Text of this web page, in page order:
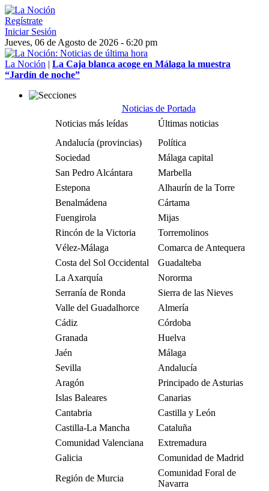
Regístrate
Iniciar Sesión
Jueves, 06 de Agosto de 2026 - 6:20 pm
La Noción | La Caja blanca acoge en Málaga la muestra
“Jardín de noche”
Noticias de Portada
Noticias más leídas
Últimas noticias
Andalucía (provincias)
Política
Sociedad
Málaga capital
San Pedro Alcántara
Marbella
Estepona
Alhaurín de la Torre
Benalmádena
Cártama
Fuengirola
Mijas
Rincón de la Victoria
Torremolinos
Vélez-Málaga
Comarca de Antequera
Costa del Sol Occidental
Guadalteba
La Axarquía
Nororma
Serranía de Ronda
Sierra de las Nieves
Valle del Guadalhorce
Almería
Cádiz
Córdoba
Granada
Huelva
Jaén
Málaga
Sevilla
Andalucía
Aragón
Principado de Asturias
Islas Baleares
Canarias
Cantabria
Castilla y León
Castilla-La Mancha
Cataluña
Comunidad Valenciana
Extremadura
Galicia
Comunidad de Madrid
Región de Murcia
Comunidad Foral de
Navarra